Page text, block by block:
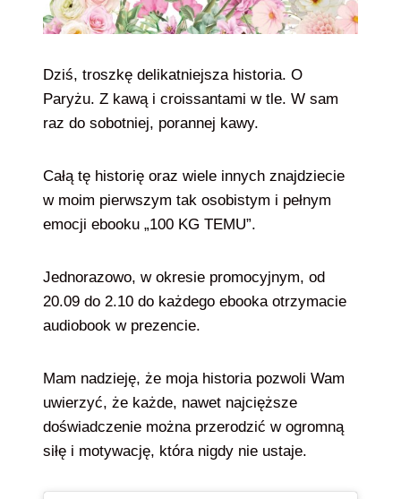
Dziś, troszkę delikatniejsza historia. O
Paryżu. Z kawą i croissantami w tle. W sam
raz do sobotniej, porannej kawy.
Całą tę historię oraz wiele innych znajdziecie
w moim pierwszym tak osobistym i pełnym
emocji ebooku „100 KG TEMU”.
Jednorazowo, w okresie promocyjnym, od
20.09 do 2.10 do każdego ebooka otrzymacie
audiobook w prezencie.
Mam nadzieję, że moja historia pozwoli Wam
uwierzyć, że każde, nawet najcięższe
doświadczenie można przerodzić w ogromną
siłę i motywację, która nigdy nie ustaje.